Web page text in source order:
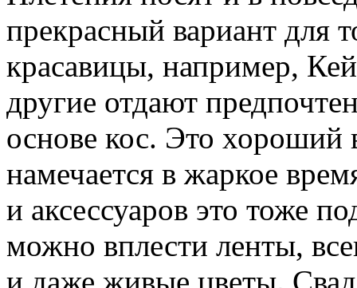
прекрасный вариант для
красавицы, например,
другие отдают
основе кос. Это хороший
намечается в жаркое
и аксессуаров это тоже
можно вплести ленты,
и даже живые цветы.